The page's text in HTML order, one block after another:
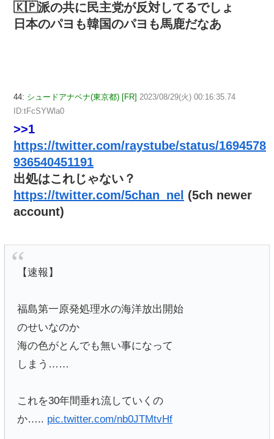
🇰🇵派の共に民主党が反対してるでしょ
日本のパヨも韓国のパヨも馬鹿だなあ
44: シュードアナベナ(東京都) [FR] 2023/08/29(火) 00:16:35.74
ID:tFcSYWla0
>>1
https://twitter.com/raystube/status/1694578
936540451191
出処はこれじゃない？
https://twitter.com/5chan_nel (5ch newer
account)
【速報】
福島第一原発処理水の海洋放出開始
のせいなのか
海の色がとんでも無い事になって
しまう……
これを30年間垂れ流していくの
か….. pic.twitter.com/nb0JTMtvHf